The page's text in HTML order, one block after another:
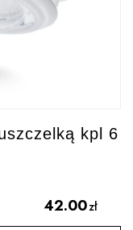
kpl 6
42.00zł